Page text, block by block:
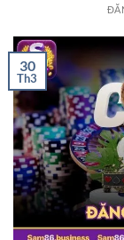
30
Th3